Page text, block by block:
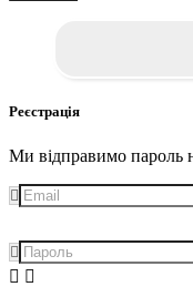
Реєстрація
Ми відправимо пароль